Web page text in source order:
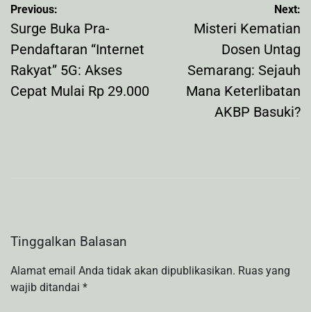
Navigasi
pos
Previous:
Surge Buka Pra-
Pendaftaran “Internet
Rakyat” 5G: Akses
Cepat Mulai Rp 29.000
Next:
Misteri Kematian
Dosen Untag
Semarang: Sejauh
Mana Keterlibatan
AKBP Basuki?
Tinggalkan Balasan
Alamat email Anda tidak akan dipublikasikan. Ruas yang
wajib ditandai *